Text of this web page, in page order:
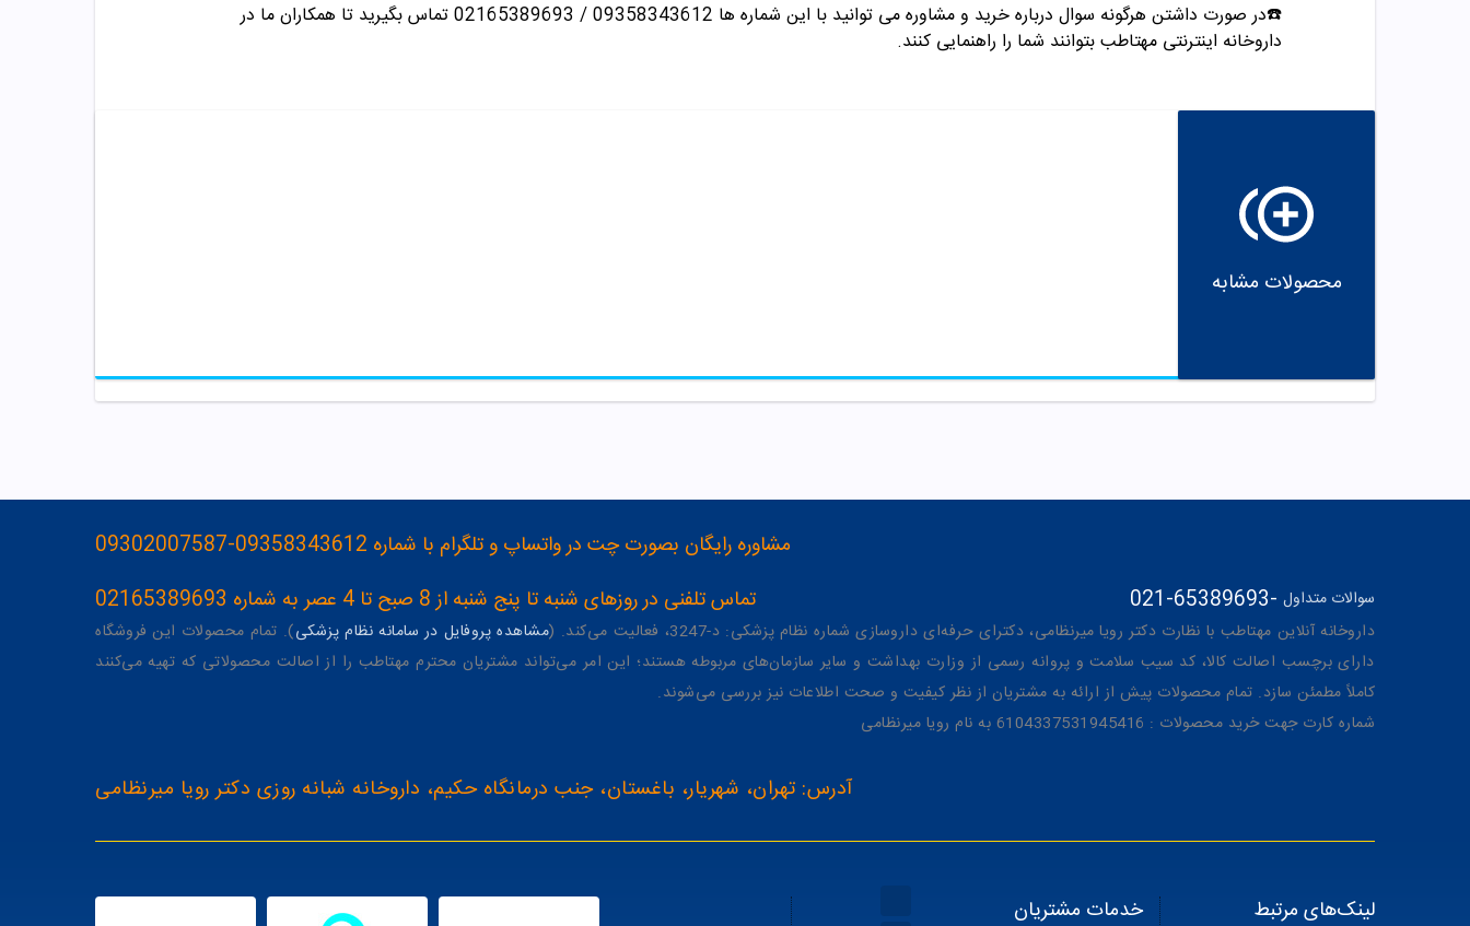
☎️در صورت داشتن هرگونه سوال درباره خرید و مشاوره می توانید با این شماره ها 09358343612 / 02165389693
تماس بگیرید تا همکاران ما در
داروخانه اینترنتی مهتاطب بتوانند شما را راهنمایی کنند.
محصولات مشابه
مشاوره رایگان بصورت چت در واتساپ و تلگرام با شماره 09358343612-09302007587
تماس تلفنی در روزهای شنبه تا پنج شنبه از 8 صبح تا 4 عصر به شماره 02165389693
021-65389693 سوالات متداول -
داروخانه آنلاین مهتاطب با نظارت دکتر رویا میرنظامی، دکترای حرفه‌ای داروسازی شماره نظام پزشکی: د-3247، فعالیت می‌کند. ( مشاهده پروفایل در سامانه نظام پزشکی). تمام محصولات این فروشگاه
دارای برچسب اصالت کالا، کد سیب سلامت و پروانه رسمی از وزارت بهداشت و سایر سازمان‌های مربوطه هستند؛ این امر می‌تواند مشتریان محترم مهتاطب را از اصالت محصولاتی که تهیه می‌کنند
کاملاً مطمئن سازد. تمام محصولات پیش از ارائه به مشتریان از نظر کیفیت و صحت اطلاعات نیز بررسی می‌شوند.
شماره کارت جهت خرید محصولات : 6104337531945416 به نام رویا میرنظامی
آدرس: تهران، شهریار، باغستان، جنب درمانگاه حکیم، داروخانه شبانه روزی دکتر رویا میرنظامی
لینک‌های مرتبط خدمات مشتریان